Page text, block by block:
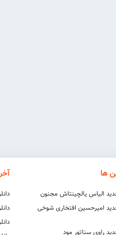
ها
الیاس یالچینتاش مجنون
امیرحسین افتخاری شوخی
راوی سناتور مود